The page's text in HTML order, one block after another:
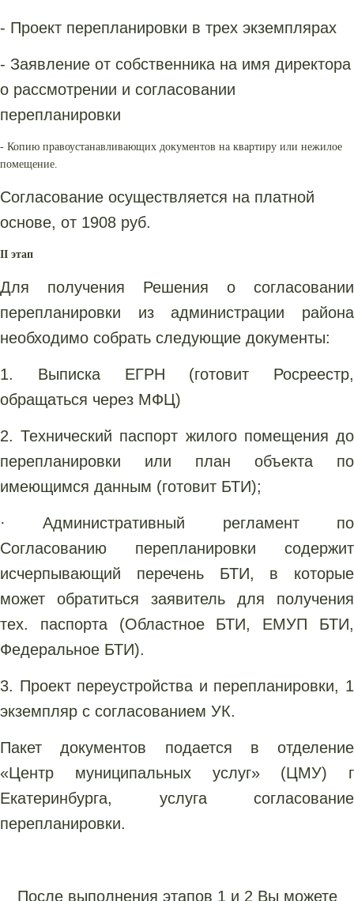
- Проект перепланировки в трех экземплярах
- Заявление от собственника на имя директора
о рассмотрении и согласовании
перепланировки
- Копию правоустанавливающих документов на квартиру или нежилое
помещение.
Согласование осуществляется на платной
основе, от 1908 руб.
II этап
Для получения Решения о согласовании
перепланировки из администрации района
необходимо собрать следующие документы:
1. Выписка ЕГРН (готовит Росреестр,
обращаться через МФЦ)
2. Технический паспорт жилого помещения до
перепланировки или план объекта по
имеющимся данным (готовит БТИ);
· Административный регламент по
Согласованию перепланировки содержит
исчерпывающий перечень БТИ, в которые
может обратиться заявитель для получения
тех. паспорта (Областное БТИ, ЕМУП БТИ,
Федеральное БТИ).
3. Проект переустройства и перепланировки, 1
экземпляр с согласованием УК.
Пакет документов подается в отделение
«Центр муниципальных услуг» (ЦМУ) г
Екатеринбурга, услуга согласование
перепланировки.
После выполнения этапов 1 и 2 Вы можете